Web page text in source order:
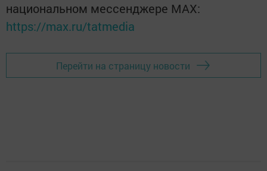
национальном мессенджере MАХ:
https://max.ru/tatmedia
Перейти на страницу новости